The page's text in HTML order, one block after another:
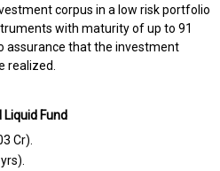
corpus in a low risk portfolio
with maturity of up to 91
assurance that the investment
realized.
Liquid Fund
Cr).